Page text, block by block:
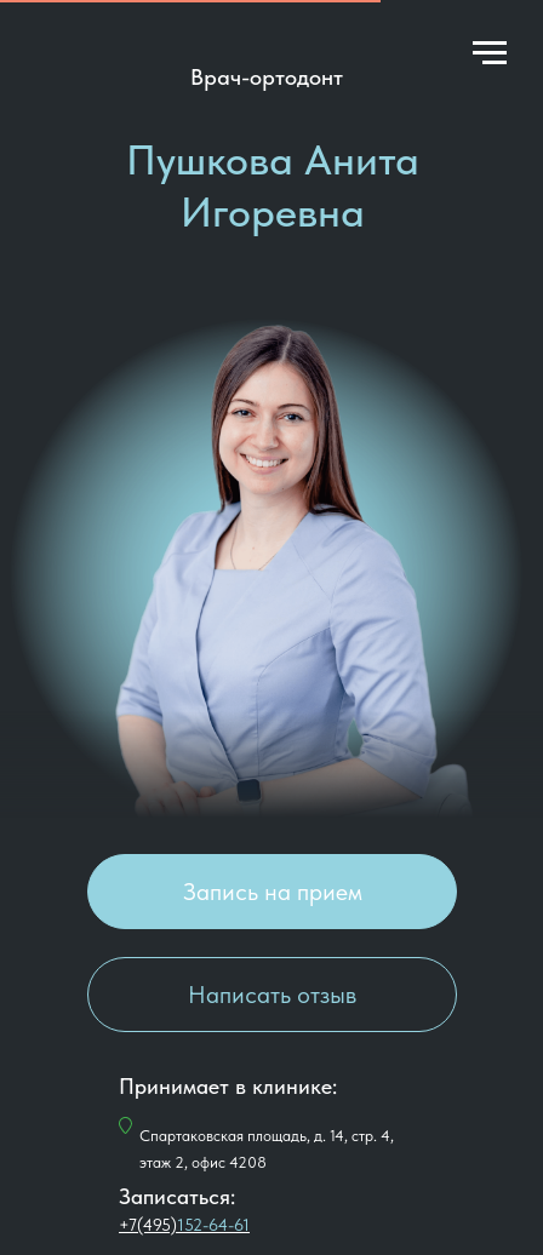
Пушкова Анита
Игоревна
Запись на прием
Написать отзыв
Принимает в клинике:
Записаться:
Спартаковская площадь, д. 14, стр. 4,
этаж 2, офис 4208
Врач-ортодонт
+7(495)152-64-61